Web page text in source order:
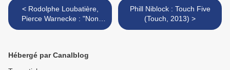
< Rodolphe Loubatière,
Pierce Warnecke : "Non
Lieu" (Gaffer, 2013)
Phill Niblock : Touch Five
(Touch, 2013) >
Hébergé par Canalblog